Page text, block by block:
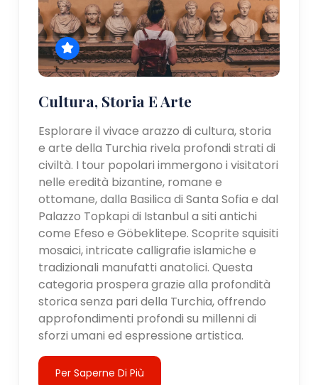
Cultura, Storia E Arte
Esplorare il vivace arazzo di cultura, storia
e arte della Turchia rivela profondi strati di
civiltà. I tour popolari immergono i visitatori
nelle eredità bizantine, romane e
ottomane, dalla Basilica di Santa Sofia e dal
Palazzo Topkapi di Istanbul a siti antichi
come Efeso e Göbeklitepe. Scoprite squisiti
mosaici, intricate calligrafie islamiche e
tradizionali manufatti anatolici. Questa
categoria prospera grazie alla profondità
storica senza pari della Turchia, offrendo
approfondimenti profondi su millenni di
sforzi umani ed espressione artistica.
Per Saperne Di Più